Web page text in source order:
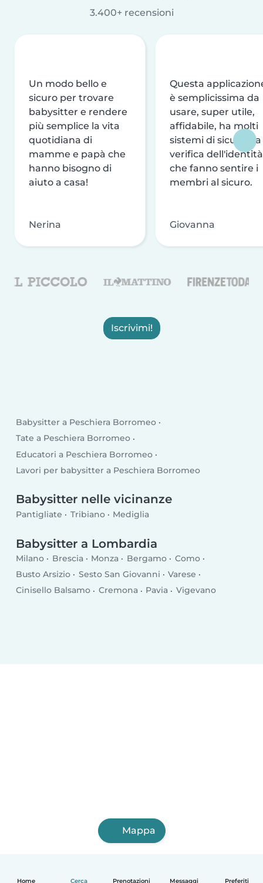
Home Cerca Prenotazioni Messaggi Preferiti
3.400+ recensioni
Un modo bello e
sicuro per trovare
babysitter e rendere
più semplice la vita
quotidiana di
mamme e papà che
hanno bisogno di
aiuto a casa!
Nerina
Questa
è semplicissima da
usare, super utile,
affidabile, ha molti
sistemi di sicurezza
verifica dell'identità
che fanno sentire i
membri al sicuro.
Giovanna
Iscrivimi!
Babysitter a Peschiera Borromeo
Tate a Peschiera Borromeo
Educatori a Peschiera Borromeo
Lavori per babysitter a Peschiera Borromeo
Babysitter nelle vicinanze
Pantigliate Tribiano Mediglia
Babysitter a Lombardia
Milano Brescia Monza Bergamo
Como
Busto Arsizio
Sesto San Giovanni
Varese
Cinisello Balsamo
Cremona Pavia Vigevano
Mappa